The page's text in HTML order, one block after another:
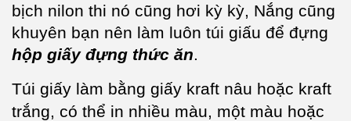
bịch nilon thi nó cũng hơi kỳ kỳ, Nắng cũng
khuyên bạn nên làm luôn túi giấu để đựng
hộp giấy đựng thức ăn.
Túi giấy làm bằng giấy kraft nâu hoặc kraft
trắng, có thể in nhiều màu, một màu hoặc